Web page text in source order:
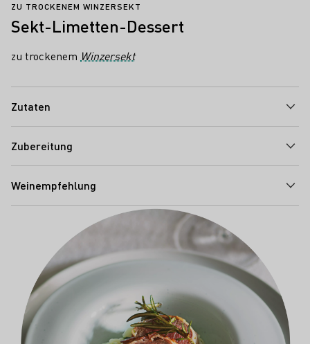
ZU TROCKENEM WINZERSEKT
Sekt-Limetten-Dessert
zu trockenem Winzersekt
Zutaten
Zubereitung
Weinempfehlung